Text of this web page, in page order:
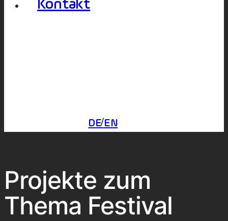
Kontakt
EN
DE
Projekte zum
Thema Festival